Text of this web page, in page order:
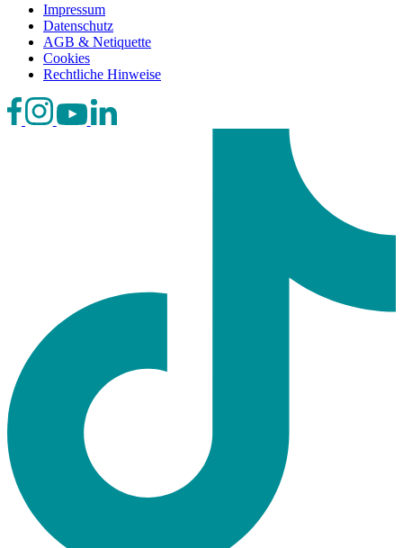
Impressum
Datenschutz
AGB & Netiquette
Cookies
Rechtliche Hinweise